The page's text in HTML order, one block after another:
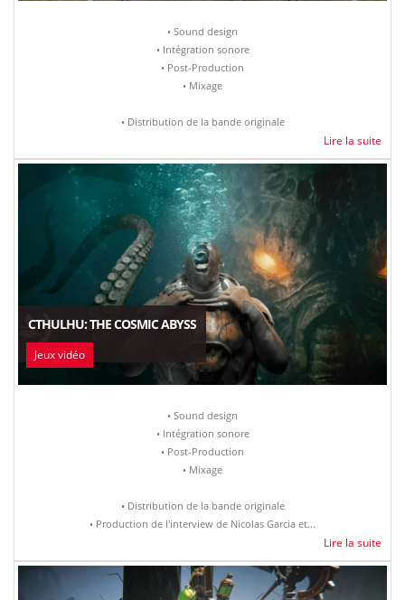
• Sound design
• Intégration sonore
• Post-Production
• Mixage
• Distribution de la bande originale
Lire la suite
CTHULHU: THE COSMIC ABYSS
Jeux vidéo
• Sound design
• Intégration sonore
• Post-Production
• Mixage
• Distribution de la bande originale
• Production de l'interview de Nicolas Garcia et...
Lire la suite